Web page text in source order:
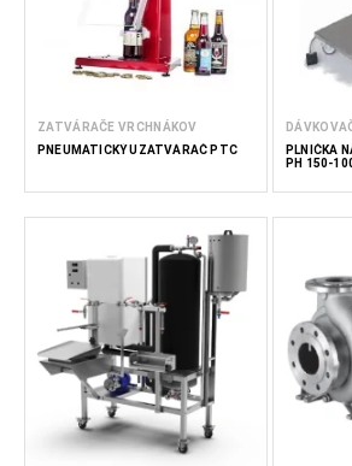
ZATVÁRAČE VRCHNÁKOV
PNEUMATICKÝ UZATVÁRAČ PTC
PLNIČKA
PH 150-